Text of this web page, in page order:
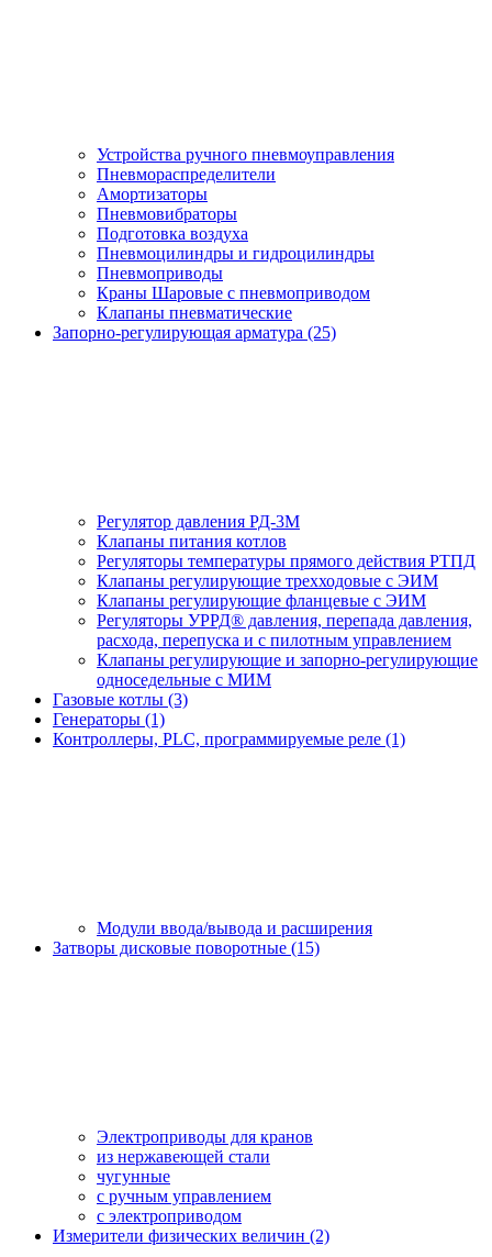
Устройства ручного пневмоуправления
Пневмораспределители
Амортизаторы
Пневмовибраторы
Подготовка воздуха
Пневмоцилиндры и гидроцилиндры
Пневмоприводы
Краны Шаровые с пневмоприводом
Клапаны пневматические
Запорно-регулирующая арматура (25)
Регулятор давления РД-3М
Клапаны питания котлов
Регуляторы температуры прямого действия РТПД
Клапаны регулирующие трехходовые с ЭИМ
Клапаны регулирующие фланцевые с ЭИМ
Регуляторы УРРД® давления, перепада давления,
расхода, перепуска и с пилотным управлением
Клапаны регулирующие и запорно-регулирующие
односедельные с МИМ
Газовые котлы (3)
Генераторы (1)
Контроллеры, PLС, программируемые реле (1)
Модули ввода/вывода и расширения
Затворы дисковые поворотные (15)
Электроприводы для кранов
из нержавеющей стали
чугунные
с ручным управлением
c электроприводом
Измерители физических величин (2)